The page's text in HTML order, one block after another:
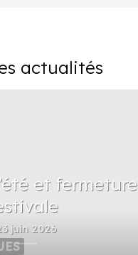
actualités
et fermeture
juin 2026